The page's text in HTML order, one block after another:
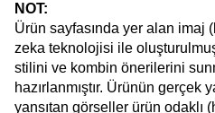
NOT:
Ürün sayfasında yer alan imaj
zeka teknolojisi ile
stilini ve kombin önerilerini
hazırlanmıştır. Ürünün gerçek
yansıtan görseller ürün odaklı